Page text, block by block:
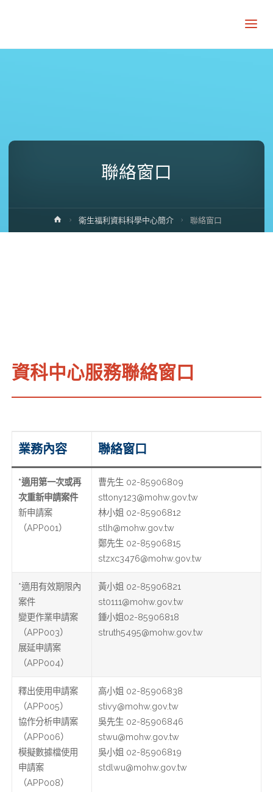
聯絡窗口
Home衛生福利資料科學中心簡介 聯絡窗口
資科中心服務聯絡窗口
業務內容 聯絡窗口
*適用第一次或再
次重新申請案件
新申請案
（APP001）
曹先生 02-85906809
sttony123@mohw.gov.tw
林小姐 02-85906812
stlh@mohw.gov.tw
鄭先生 02-85906815
stzxc3476@mohw.gov.tw
*適用有效期限內
案件
變更作業申請案
（APP003）
展延申請案
（APP004）
黃小姐 02-85906821
st0111@mohw.gov.tw
鍾小姐02-85906818
struth5495@mohw.gov.tw
釋出使用申請案
（APP005）
協作分析申請案
（APP006）
模擬數據檔使用
申請案
（APP008）
高小姐 02-85906838
stivy@mohw.gov.tw
吳先生 02-85906846
stwu@mohw.gov.tw
吳小姐 02-85906819
stdlwu@mohw.gov.tw